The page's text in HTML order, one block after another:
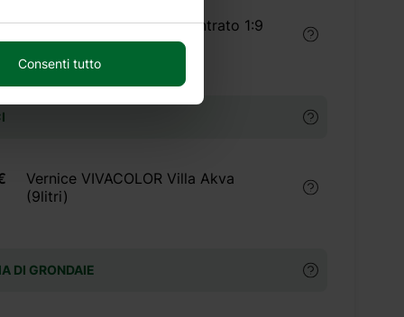
Trattamento legno concentrato 1:9
(5 litri) esterno
Vernice VIVACOLOR Villa Akva
(9litri)
DI GRONDAIE
Consenti tutto